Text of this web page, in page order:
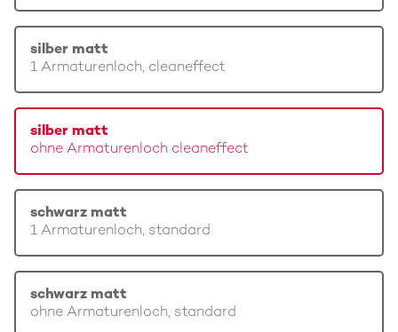
silber matt
1 Armaturenloch, cleaneffect
silber matt
ohne Armaturenloch cleaneffect
schwarz matt
1 Armaturenloch, standard
schwarz matt
ohne Armaturenloch, standard